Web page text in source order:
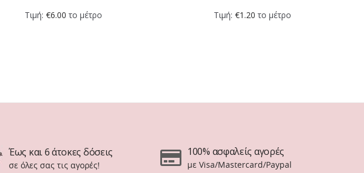
Τιμή:€6.00 το μέτρο Τιμή:€1.20 το μέτρο
Έως και 6 άτοκες δόσεις
σε όλες σας τις αγορές!
100% ασφαλείς αγορές
με Visa/Mastercard/Paypal